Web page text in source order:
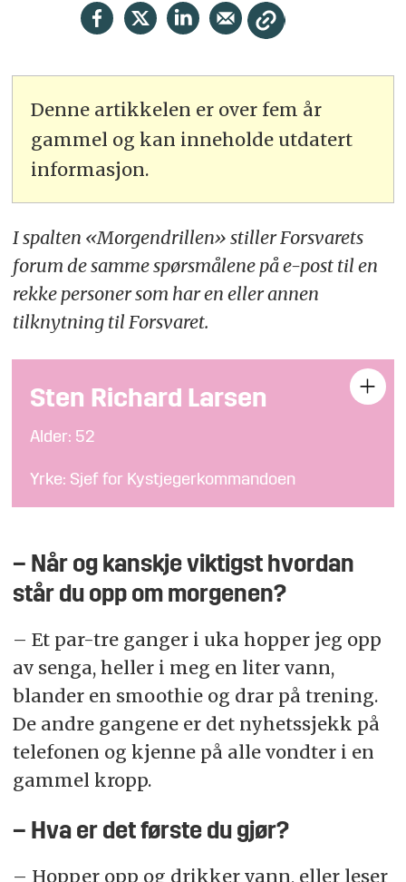
Denne artikkelen er over fem år
gammel og kan inneholde utdatert
informasjon.
I spalten «Morgendrillen» stiller Forsvarets
forum de samme spørsmålene på e-post til en
rekke personer som har en eller annen
tilknytning til Forsvaret.
Sten Richard Larsen
Alder: 52
Yrke: Sjef for Kystjegerkommandoen
– Når og kanskje viktigst hvordan
står du opp om morgenen?
– Et par-tre ganger i uka hopper jeg opp
av senga, heller i meg en liter vann,
blander en smoothie og drar på trening.
De andre gangene er det nyhetssjekk på
telefonen og kjenne på alle vondter i en
gammel kropp.
– Hva er det første du gjør?
– Hopper opp og drikker vann, eller leser